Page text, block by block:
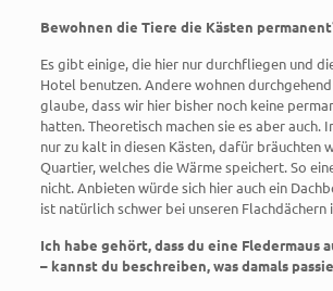
Bewohnen die Tiere die Kästen
Es gibt einige, die hier nur durchfliegen und
Hotel benutzen. Andere wohnen
glaube, dass wir hier bisher noch keine
hatten. Theoretisch machen sie es aber auch.
nur zu kalt in diesen Kästen, dafür bräuchten
Quartier, welches die Wärme speichert. So
nicht. Anbieten würde sich hier auch ein
ist natürlich schwer bei unseren Flachdächern
Ich habe gehört, dass du eine Fledermaus
– kannst du beschreiben, was damals